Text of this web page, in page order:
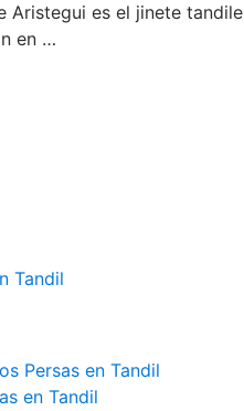
es el jinete
en …
Tandil
Persas en Tandil
en Tandil